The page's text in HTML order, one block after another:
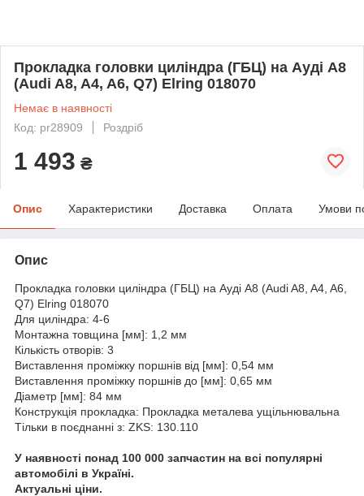
Прокладка головки циліндра (ГБЦ) на Ауді A8
(Audi A8, A4, A6, Q7) Elring 018070
Немає в наявності
Код: pr28909
Роздріб
1 493 ₴
Опис Характеристики Доставка Оплата Умови
Опис
Прокладка головки циліндра (ГБЦ) на Ауді A8 (Audi A8, A4, A6,
Q7) Elring 018070
Для циліндра: 4-6
Монтажна товщина [мм]: 1,2 мм
Кількість отворів: 3
Виставлення проміжку поршнів від [мм]: 0,54 мм
Виставлення проміжку поршнів до [мм]: 0,65 мм
Діаметр [мм]: 84 мм
Конструкція прокладка: Прокладка металева ущільнювальна
Тільки в поєднанні з: ZKS: 130.110
У наявності понад 100 000 запчастин на всі популярні
автомобілі в Україні.
Актуальні ціни.